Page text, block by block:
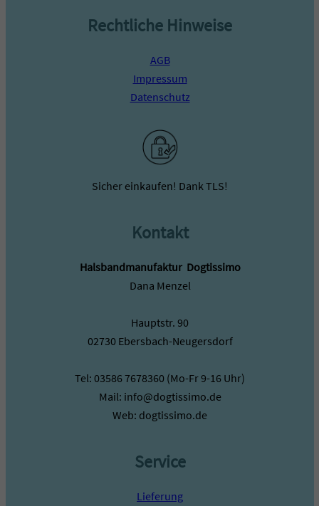
Rechtliche Hinweise
AGB
Impressum
Datenschutz
Sicher einkaufen! Dank TLS!
Kontakt
Halsbandmanufaktur ­ Dogtissimo
Dana Menzel
Hauptstr. 90
02730 Ebersbach-Neugersdorf
Tel: 03586 7678360 (Mo-Fr 9-16 Uhr)
Mail: info@dogtissimo.de
Web: dogtissimo.de
Service
Lieferung